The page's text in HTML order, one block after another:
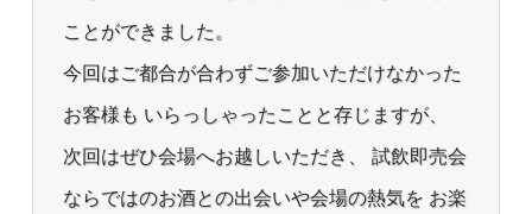
ことができました。
今回はご都合が合わずご参加いただけなかった
お客様も いらっしゃったことと存じますが、
次回はぜひ会場へお越しいただき、 試飲即売会
ならではのお酒との出会いや会場の熱気を お楽